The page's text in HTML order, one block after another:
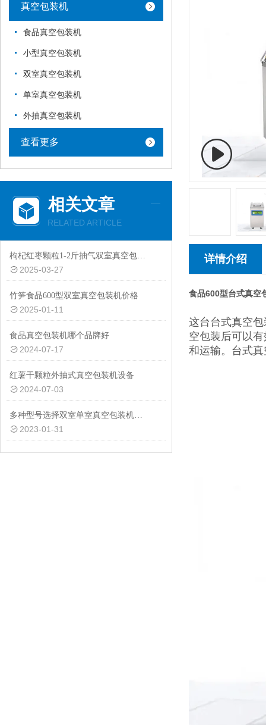
真空包装机
食品真空包装机
小型真空包装机
双室真空包装机
单室真空包装机
外抽真空包装机
查看更多
相关文章
RELATED ARTICLE
枸杞红枣颗粒1-2斤抽气双室真空包装机厂家定制
2025-03-27
竹笋食品600型双室真空包装机价格
2025-01-11
食品真空包装机哪个品牌好
2024-07-17
红薯干颗粒外抽式真空包装机设备
2024-07-03
多种型号选择双室单室真空包装机供应商
2023-01-31
详情介绍
食品600型台式真空
这台台式真空
空包装后可以
和运输。台式